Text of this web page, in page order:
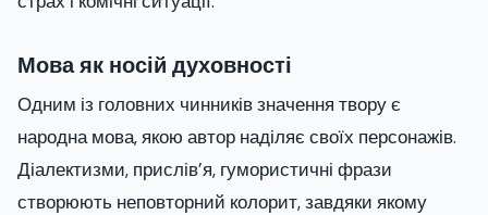
Мова як носій духовності
Одним із головних чинників значення твору є
народна мова, якою автор наділяє своїх персонажів.
Діалектизми, прислів’я, гумористичні фрази
створюють неповторний колорит, завдяки якому